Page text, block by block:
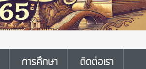
การศึกษา ติดต่อเรา